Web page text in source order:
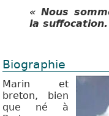
« Nous
la
Biographie
Marin et
breton, bien
que né à